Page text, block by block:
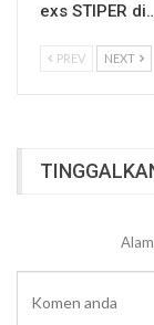
exs STIPER
PREV NEXT